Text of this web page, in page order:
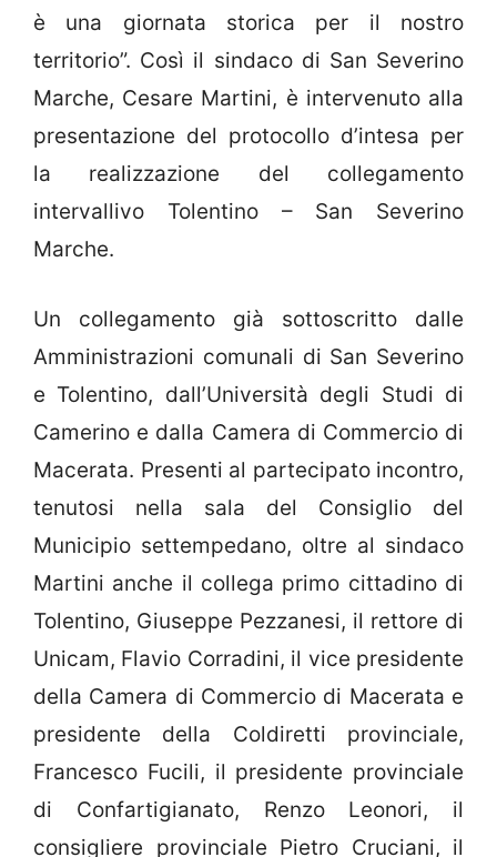
è una giornata storica per il nostro
territorio”. Così il sindaco di San Severino
Marche, Cesare Martini, è intervenuto alla
presentazione del protocollo d’intesa per
la realizzazione del collegamento
intervallivo Tolentino – San Severino
Marche.
Un collegamento già sottoscritto dalle
Amministrazioni comunali di San Severino
e Tolentino, dall’Università degli Studi di
Camerino e dalla Camera di Commercio di
Macerata. Presenti al partecipato incontro,
tenutosi nella sala del Consiglio del
Municipio settempedano, oltre al sindaco
Martini anche il collega primo cittadino di
Tolentino, Giuseppe Pezzanesi, il rettore di
Unicam, Flavio Corradini, il vice presidente
della Camera di Commercio di Macerata e
presidente della Coldiretti provinciale,
Francesco Fucili, il presidente provinciale
di Confartigianato, Renzo Leonori, il
consigliere provinciale Pietro Cruciani, il